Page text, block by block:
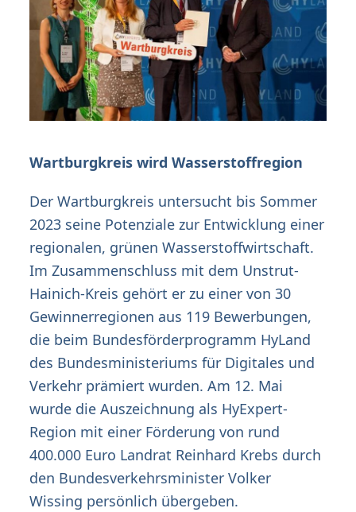
Wartburgkreis wird Wasserstoffregion
Der Wartburgkreis untersucht bis Sommer
2023 seine Potenziale zur Entwicklung einer
regionalen, grünen Wasserstoffwirtschaft.
Im Zusammenschluss mit dem Unstrut-
Hainich-Kreis gehört er zu einer von 30
Gewinnerregionen aus 119 Bewerbungen,
die beim Bundesförderprogramm HyLand
des Bundesministeriums für Digitales und
Verkehr prämiert wurden. Am 12. Mai
wurde die Auszeichnung als HyExpert-
Region mit einer Förderung von rund
400.000 Euro Landrat Reinhard Krebs durch
den Bundesverkehrsminister Volker
Wissing persönlich übergeben.